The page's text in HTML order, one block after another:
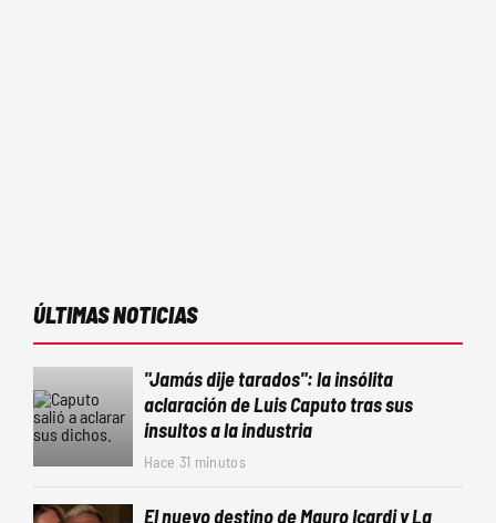
ÚLTIMAS NOTICIAS
"Jamás dije tarados": la insólita
aclaración de Luis Caputo tras sus
insultos a la industria
Hace 31 minutos
El nuevo destino de Mauro Icardi y La